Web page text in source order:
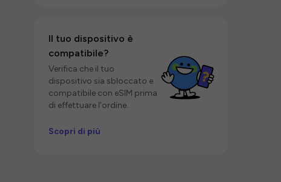
Il tuo dispositivo è
compatibile?
Verifica che il tuo
dispositivo sia sbloccato e
compatibile con eSIM prima
di effettuare l'ordine.
Scopri di più